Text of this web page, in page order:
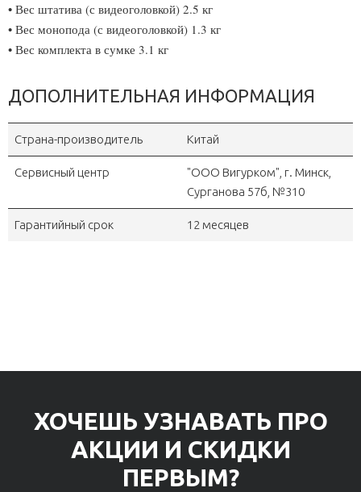
• Вес штатива (с видеоголовкой) 2.5 кг
• Вес монопода (с видеоголовкой) 1.3 кг
• Вес комплекта в сумке 3.1 кг
ДОПОЛНИТЕЛЬНАЯ ИНФОРМАЦИЯ
Страна-производитель Китай
Сервисный центр
"OOO Вигурком", г. Минск,
Сурганова 57б, №310
Гарантийный срок 12 месяцев
ХОЧЕШЬ УЗНАВАТЬ ПРО
АКЦИИ И СКИДКИ
ПЕРВЫМ?